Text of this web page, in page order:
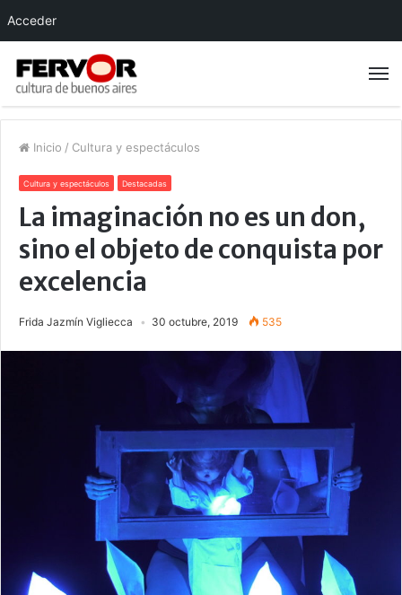
Inicio / Cultura y espectáculos
Cultura y espectáculos Destacadas
La imaginación no es un don,
sino el objeto de conquista por
excelencia
Frida Jazmín Vigliecca 30 octubre, 2019 535
Acceder